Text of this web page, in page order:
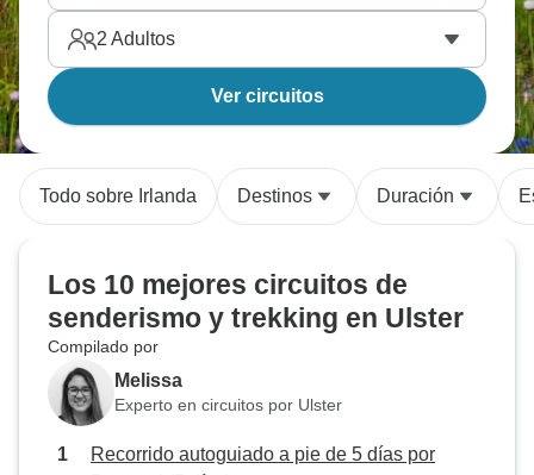
2 Adultos
Ver circuitos
Todo sobre Irlanda Destinos Duración
Los 10 mejores circuitos de
senderismo y trekking en Ulster
Compilado por
Melissa
Experto en circuitos por Ulster
Recorrido autoguiado a pie de 5 días por